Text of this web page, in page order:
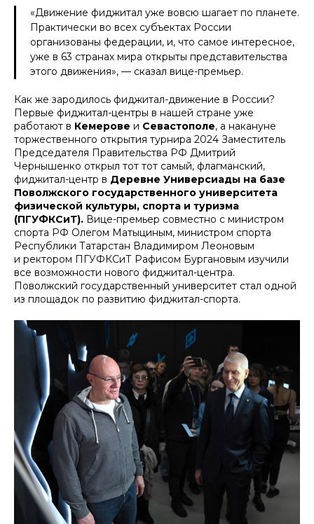
«Движение фиджитал уже вовсю шагает по планете.
Практически во всех субъектах России
организованы федерации, и, что самое интересное,
уже в 63 странах мира открыты представительства
этого движения», — сказал вице-премьер.
Как же зародилось фиджитал-движение в России?
Первые фиджитал-центры в нашей стране уже
работают в Кемерове и Севастополе, а накануне
торжественного открытия турнира 2024 Заместитель
Председателя Правительства РФ Дмитрий
Чернышенко открыл тот тот самый, флагманский,
фиджитал-центр в Деревне Универсиады на базе
Поволжского государственного университета
физической культуры, спорта и туризма
(ПГУФКСиТ). Вице-премьер совместно с министром
спорта РФ Олегом Матыциным, министром спорта
Республики Татарстан Владимиром Леоновым
и ректором ПГУФКСиТ Рафисом Бургановым изучили
все возможности нового фиджитал-центра.
Поволжский государственный университет стал одной
из площадок по развитию фиджитал-спорта.